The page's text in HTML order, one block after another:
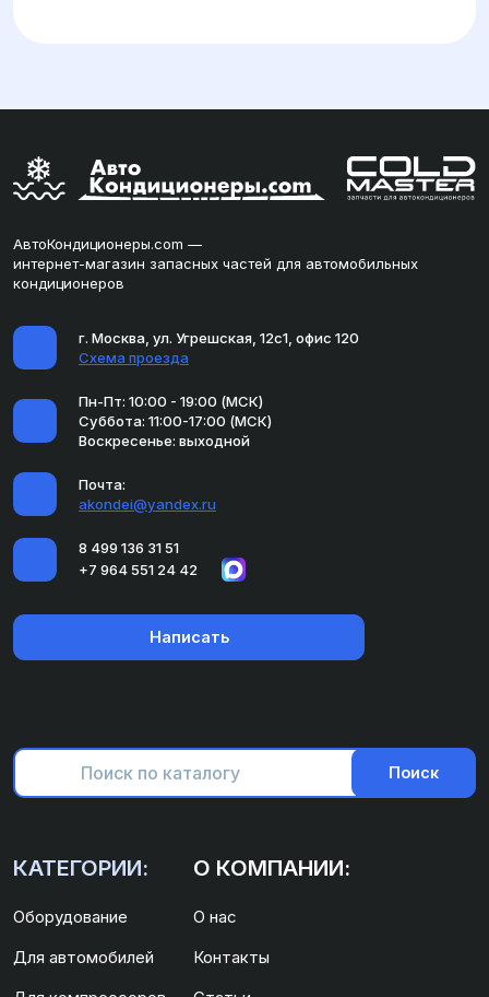
АвтоКондиционеры.com —
интернет-магазин запасных частей для автомобильных
кондиционеров
г. Москва, ул. Угрешская, 12с1, офис 120
Схема проезда
Пн-Пт: 10:00 - 19:00 (МСК)
Суббота: 11:00-17:00 (МСК)
Воскресенье: выходной
Почта:
akondei@yandex.ru
8 499 136 31 51
+7 964 551 24 42
Написать
Поиск
КАТЕГОРИИ:
Оборудование
Для автомобилей
О КОМПАНИИ:
О нас
Контакты